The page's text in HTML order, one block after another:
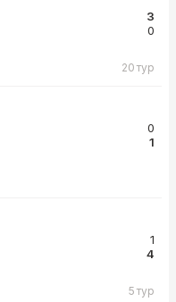
3
0
20 тур
0
1
1
4
5 тур